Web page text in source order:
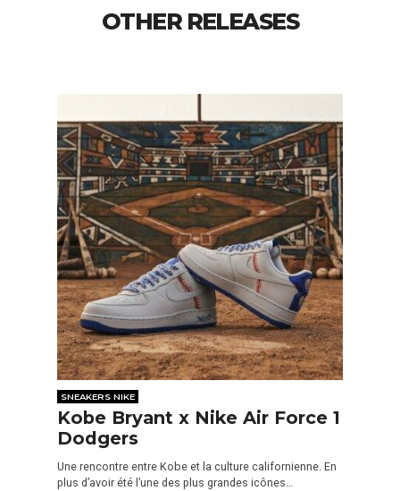
OTHER RELEASES
SNEAKERS NIKE
Kobe Bryant x Nike Air Force 1
Dodgers
Une rencontre entre Kobe et la culture californienne. En
plus d’avoir été l’une des plus grandes icônes…